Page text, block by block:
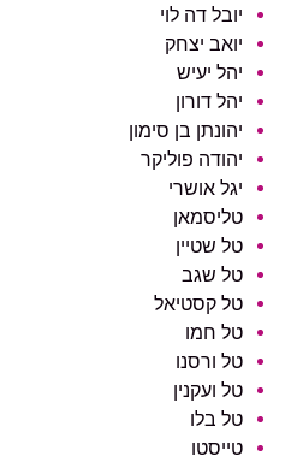
יובל דה לוי
יואב יצחק
יהל יעיש
יהל דורון
יהונתן בן סימון
יהודה פוליקר
יגל אושרי
טליסמאן
טל שטיין
טל שגב
טל קסטיאל
טל חמו
טל ורסנו
טל ועקנין
טל בלו
טייסטו